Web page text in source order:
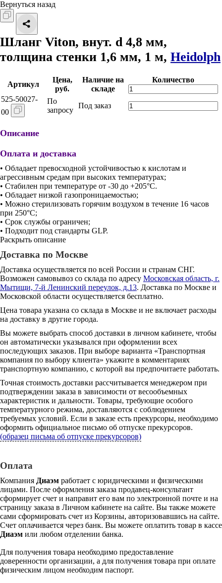
Вернуться назад
Шланг Viton, внут. d 4,8 мм,
толщина стенки 1,6 мм, 1 м, Heidolph
Артикул
Цена,
руб.
Наличие на
складе
Количество
525-50027-
00
По
запросу
Под заказ
Описание
Оплата и доставка
• Обладает превосходной устойчивостью к кислотам и
агрессивным средам при высоких температурах;
• Стабилен при температуре от -30 до +205°С.
• Обладает низкой газопроницаемостью;
• Можно стерилизовать горячим воздухом в течение 16 часов
при 250°С;
• Срок службы ограничен;
• Подходит под стандарты GLP.
Раскрыть описание
Доставка по Москве
Доставка осуществляется по всей России и странам СНГ.
Возможен самовывоз со склада по адресу Московская область, г.
Мытищи, 7-й Ленинский переулок, д.13. Доставка по Москве и
Московской области осуществляется бесплатно.
Цена товара указана со склада в Москве и не включает расходы
на доставку в другие города.
Вы можете выбрать способ доставки в личном кабинете, чтобы
он автоматически указывался при оформлении всех
последующих заказов. При выборе варианта «Транспортная
компания по выбору клиента» укажите в комментариях
транспортную компанию, с которой вы предпочитаете работать.
Точная стоимость доставки рассчитывается менеджером при
подтверждении заказа в зависимости от весообъемных
характеристик и дальности. Товары, требующие особого
температурного режима, доставляются с соблюдением
требуемых условий. Если в заказе есть прекурсоры, необходимо
оформить официальное письмо об отпуске прекурсоров.
(образец письма об отпуске прекурсоров)
Оплата
Компания Диаэм работает с юридическими и физическими
лицами. После оформления заказа продавец-консультант
сформирует счет и направит его вам по электронной почте и на
страницу заказа в Личном кабинете на сайте. Вы также можете
сами сформировать счет из Корзины, авторизовавшись на сайте.
Счет оплачивается через банк. Вы можете оплатить товар в кассе
Диаэм или любом отделении банка.
Для получения товара необходимо предоставление
доверенности организации, а для получения товара при оплате
физическим лицом необходим паспорт.